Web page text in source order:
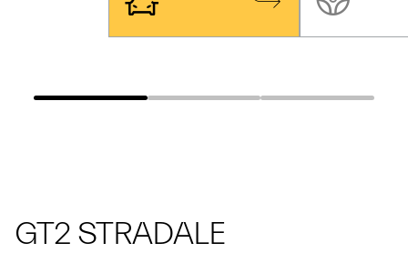
GT2 STRADALE